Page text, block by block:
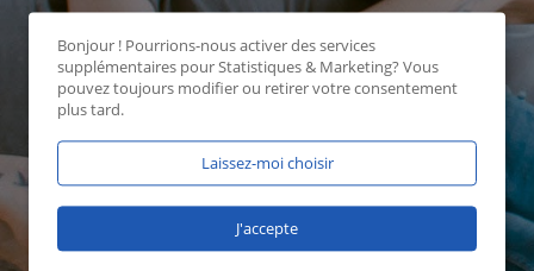
Bonjour ! Pourrions-nous activer des services
supplémentaires pourStatistiques & Marketing? Vous
pouvez toujours modifier ou retirer votre consentement
plus tard.
Laissez-moi choisir
J'accepte